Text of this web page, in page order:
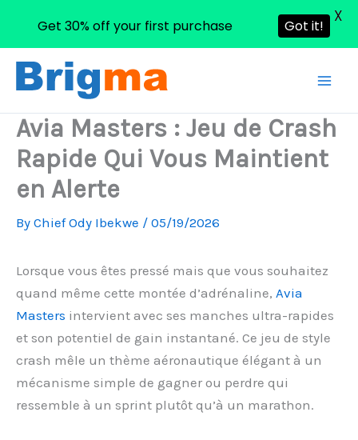
Skip
Avia Masters : Jeu de Crash
Rapide Qui Vous Maintient
en Alerte
By Chief Ody Ibekwe / 05/19/2026
Lorsque vous êtes pressé mais que vous souhaitez
quand même cette montée d’adrénaline, Avia
Masters intervient avec ses manches ultra-rapides
et son potentiel de gain instantané. Ce jeu de style
crash mêle un thème aéronautique élégant à un
mécanisme simple de gagner ou perdre qui
ressemble à un sprint plutôt qu’à un marathon.
Get 30% off your first purchase Got it!
X